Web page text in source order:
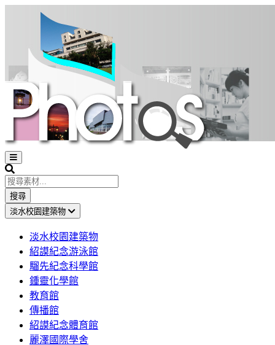
Open
sidebar
Search
搜尋
淡水校園建築物
淡水校園建築物
紹謨紀念游泳館
騮先紀念科學館
鍾靈化學館
教育館
傳播館
紹謨紀念體育館
麗澤國際學舍